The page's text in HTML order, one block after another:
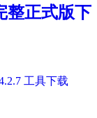
整正式版下